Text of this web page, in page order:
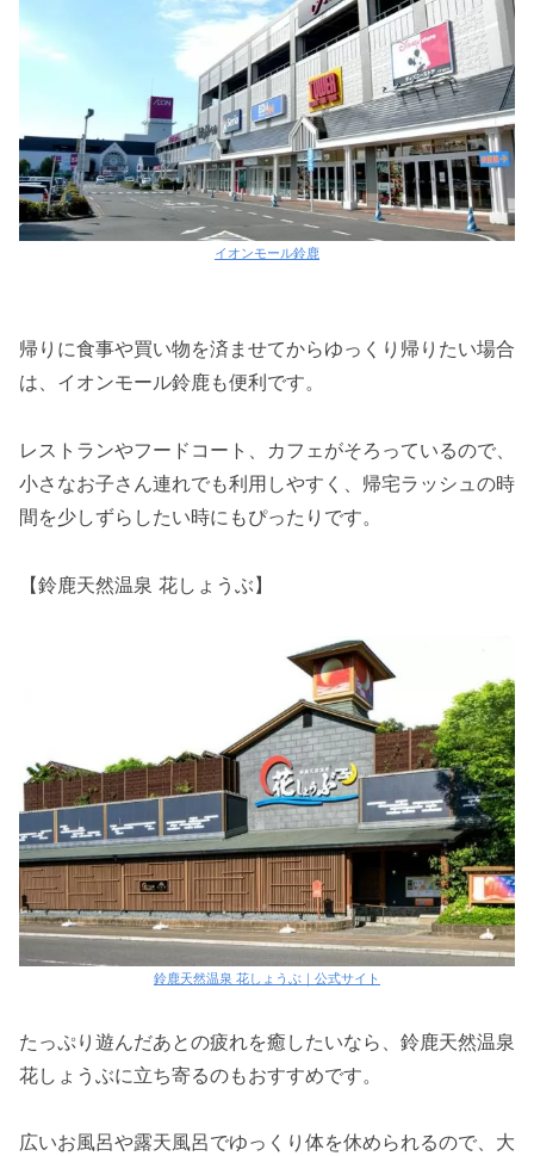
イオンモール鈴鹿
帰りに食事や買い物を済ませてからゆっくり帰りたい場合
は、イオンモール鈴鹿も便利です。
レストランやフードコート、カフェがそろっているので、
小さなお子さん連れでも利用しやすく、帰宅ラッシュの時
間を少しずらしたい時にもぴったりです。
【鈴鹿天然温泉 花しょうぶ】
鈴鹿天然温泉 花しょうぶ｜公式サイト
たっぷり遊んだあとの疲れを癒したいなら、鈴鹿天然温泉
花しょうぶに立ち寄るのもおすすめです。
広いお風呂や露天風呂でゆっくり体を休められるので、大